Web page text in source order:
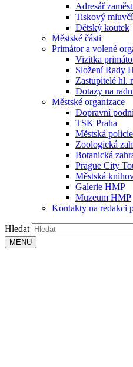
Adresář
Tiskový mluvčí
Dětský koutek
Městské části
Primátor a volené
Vizitka
Složení Rady
Zastupitelé hl.
Dotazy na
Městské organizace
Dopravní
TSK Praha
Městská
Zoologická
Botanická
Prague City
Městská
Galerie HMP
Muzeum HMP
Kontakty na redakci
Hledat
MENU